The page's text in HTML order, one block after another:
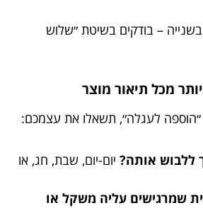
– בודקים בשיטת ״שלוש
לעגלה״, תשאלו את עצמכם:
ללבוש אותה? יום-יום, שבת, חג, או
שמרגישים עליה משקל או